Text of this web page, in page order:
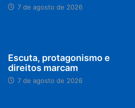
7 de agosto de 2026
Escuta, protagonismo e
direitos marcam
7 de agosto de 2026